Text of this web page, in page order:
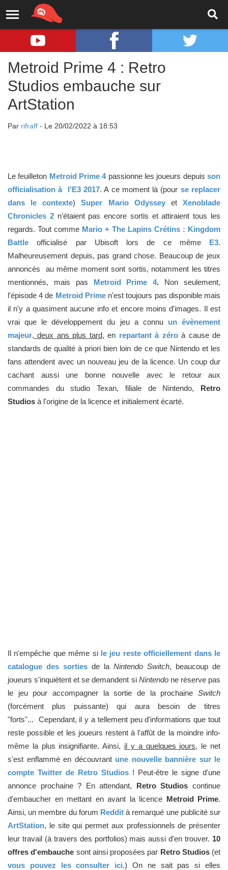
Metroid Prime 4 : Retro
Studios embauche sur
ArtStation
Par rifraff - Le 20/02/2022 à 18:53
Le feuilleton Metroid Prime 4passionne les joueurs depuisson
officialisation à l'E3 2017. A ce moment là (pour se replacer
dans le contexte)Super Mario Odyssey etXenoblade
Chronicles 2n'étaient pas encore sortis et attiraient tous les
regards. Tout comme Mario + The Lapins Crétins : Kingdom
Battle officialisé par Ubisoft lors de ce même E3.
Malheureusement depuis, pas grand chose. Beaucoup de jeux
annoncés au même moment sont sortis, notamment les titres
mentionnés, mais pas Metroid Prime 4. Non seulement,
l'épisode 4 de Metroid Primen'est toujours pas disponible mais
il n'y a quasiment aucune info et encore moins d'images. Il est
vrai que le développement du jeu a connu un évènement
majeur, deux ans plus tard, en repartant à zéroà cause de
standards de qualité à priori bien loin de ce que Nintendo et les
fans attendent avec un nouveau jeu de la licence. Un coup dur
cachant aussi une bonne nouvelle avec le retour aux
commandes du studio Texan, filiale de Nintendo, Retro
Studios à l'origine de la licence et initialement écarté.
Il n'empêche que même si le jeu reste officiellement dans le
catalogue des sorties de la Nintendo Switch, beaucoup de
joueurs s'inquiètent et se demandent si Nintendone réserve pas
le jeu pour accompagner la sortie de la prochaine Switch
(forcément plus puissante) qui aura besoin de titres
"forts"... Cependant, il y a tellement peu d'informations que tout
reste possible et les joueurs restent à l'affût de la moindre info-
même la plus insignifiante. Ainsi, il y a quelques jours, le net
s'est enflammé en découvrant une nouvelle bannière sur le
compte Twitter de Retro Studios ! Peut-être le signe d'une
annonce prochaine ? En attendant, Retro Studios continue
d'embaucher en mettant en avant la licence Metroid Prime.
Ainsi, un membre du forum Reddit à remarqué une publicité sur
ArtStation, le site qui permet aux professionnels de présenter
leur travail (à travers des portfolios) mais aussi d'en trouver. 10
offres d'embauche sont ainsi proposées par Retro Studios(et
vous pouvez les consulter ici.) On ne sait pas si elles